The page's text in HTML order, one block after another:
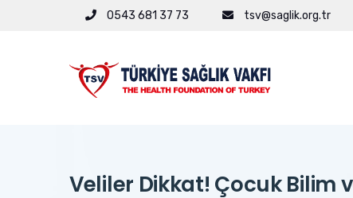
0543 681 37 73 tsv@saglik.org.tr
Veliler Dikkat! Çocuk Bilim